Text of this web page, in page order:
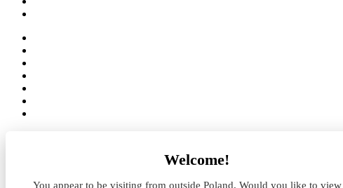
Welcome!
You appear to be visiting from outside Poland. Would you like to
Panattoni zakupiło grunt pod park w Strykowie